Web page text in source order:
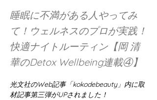
睡眠に不満がある人やってみ
て！ウェルネスのプロが実践！
快適ナイトルーティン【岡 清
華のDetox Wellbeing連載④】
光文社のWeb記事「kokodebeauty」内に取
材記事第三弾がUPされました！